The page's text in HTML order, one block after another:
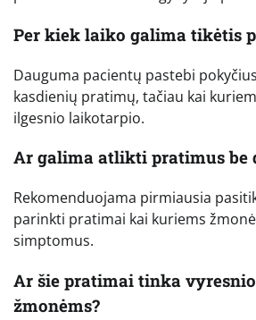
Per kiek laiko galima tikėtis
Dauguma pacientų pastebi
kasdienių pratimų, tačiau kai
ilgesnio laikotarpio.
Ar galima atlikti pratimus be
Rekomenduojama pirmiausia
parinkti pratimai kai kuriems
simptomus.
Ar šie pratimai tinka
žmonėms?